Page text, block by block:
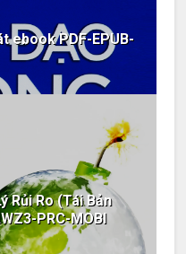
ebook PDF-EPUB-
Rủi Ro (Tái Bản
PRC-MOBI